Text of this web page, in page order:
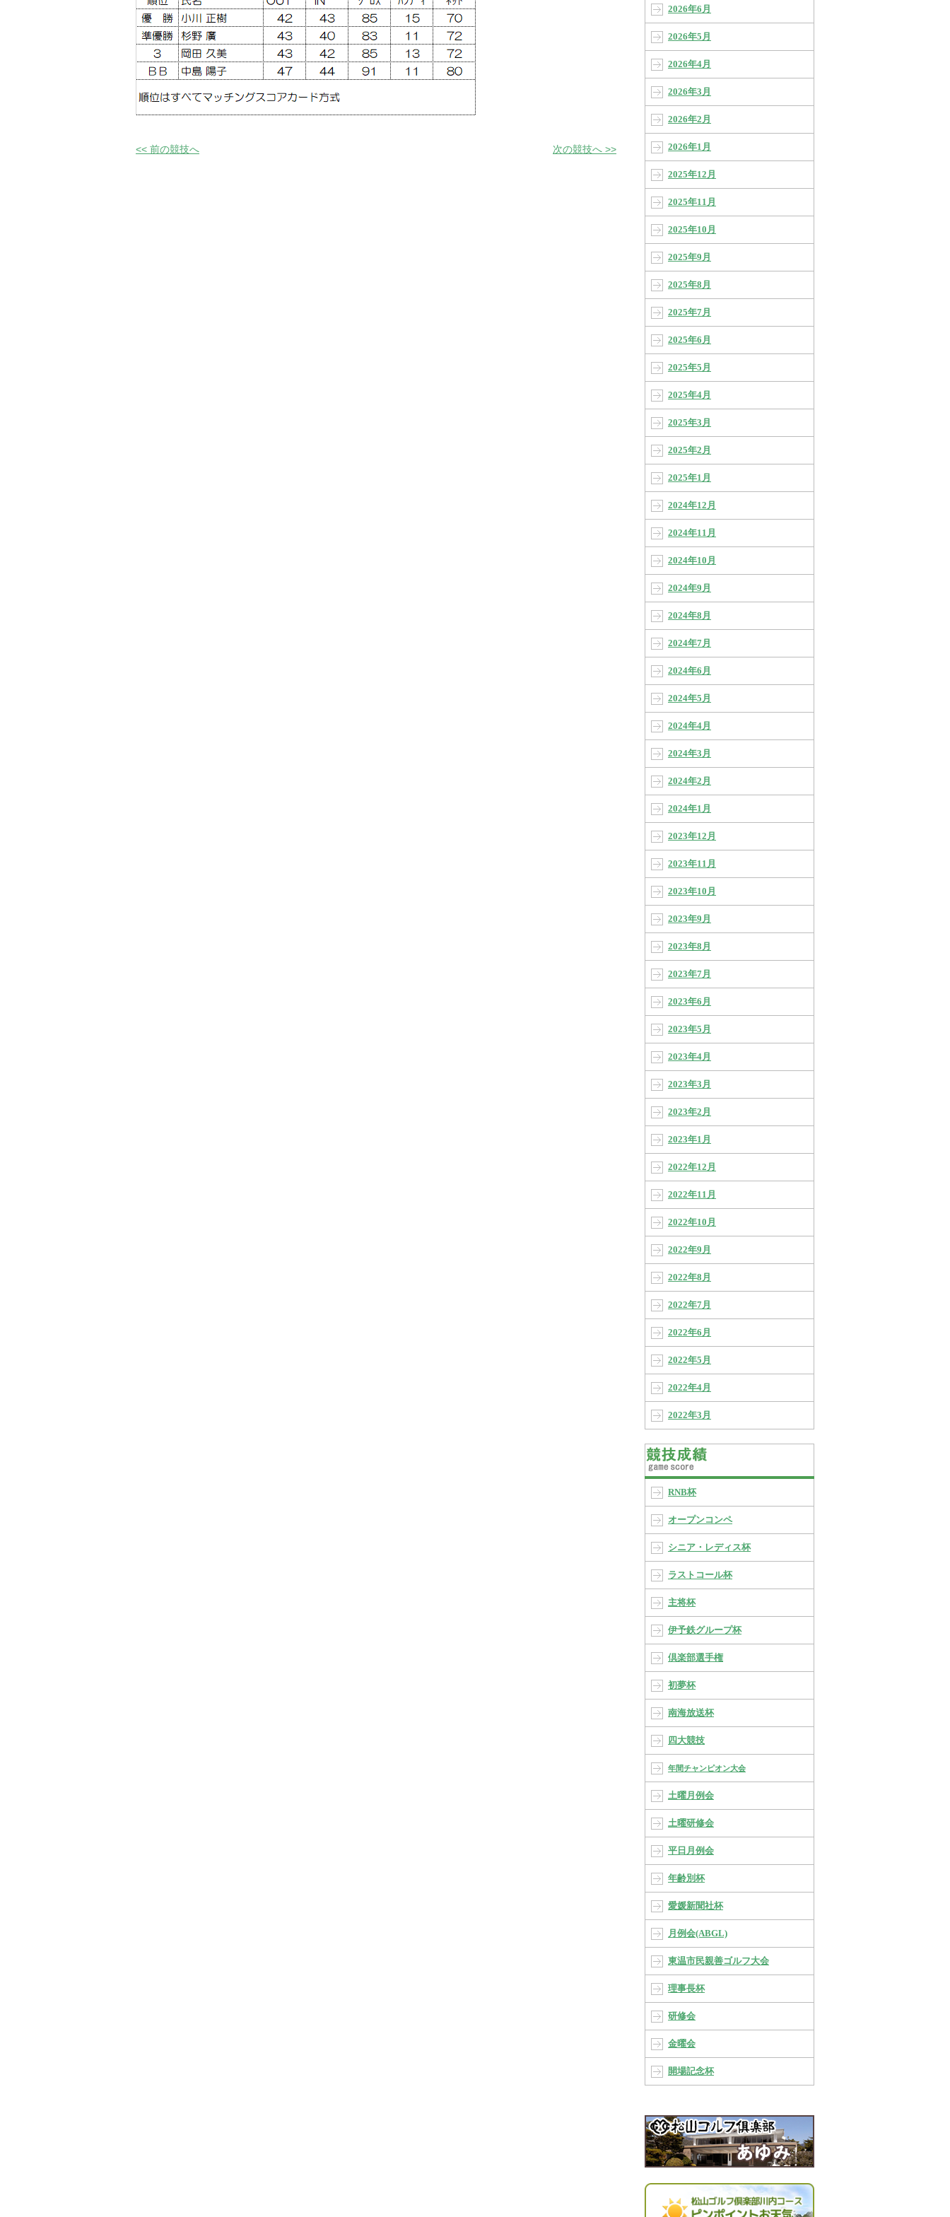
次の競技へ >>
<< 前の競技へ
2026年6月
2026年5月
2026年4月
2026年3月
2026年2月
2026年1月
2025年12月
2025年11月
2025年10月
2025年9月
2025年8月
2025年7月
2025年6月
2025年5月
2025年4月
2025年3月
2025年2月
2025年1月
2024年12月
2024年11月
2024年10月
2024年9月
2024年8月
2024年7月
2024年6月
2024年5月
2024年4月
2024年3月
2024年2月
2024年1月
2023年12月
2023年11月
2023年10月
2023年9月
2023年8月
2023年7月
2023年6月
2023年5月
2023年4月
2023年3月
2023年2月
2023年1月
2022年12月
2022年11月
2022年10月
2022年9月
2022年8月
2022年7月
2022年6月
2022年5月
2022年4月
2022年3月
RNB杯
オープンコンペ
シニア・レディス杯
ラストコール杯
主将杯
伊予鉄グループ杯
倶楽部選手権
初夢杯
南海放送杯
四大競技
年間チャンピオン大会
土曜月例会
土曜研修会
平日月例会
年齢別杯
愛媛新聞社杯
月例会(ABGL)
東温市民親善ゴルフ大会
理事長杯
研修会
金曜会
開場記念杯